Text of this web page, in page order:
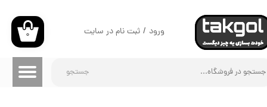
جستجو
۰ ورود / ثبت نام در سایت
حساب کاربری من
تغییر گذر واژه
سفارشات